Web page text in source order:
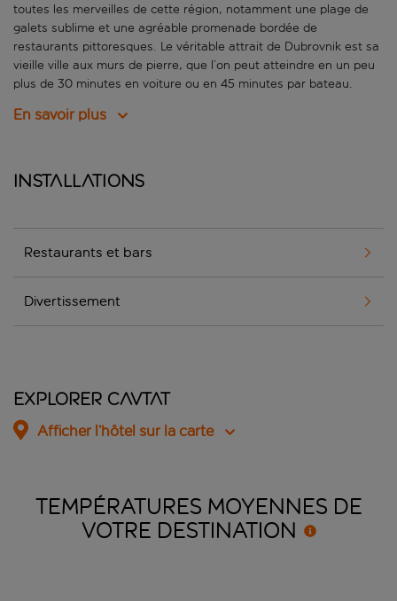
toutes les merveilles de cette région, notamment une plage de
galets sublime et une agréable promenade bordée de
restaurants pittoresques. Le véritable attrait de Dubrovnik est sa
vieille ville aux murs de pierre, que l’on peut atteindre en un peu
plus de 30 minutes en voiture ou en 45 minutes par bateau.
En savoir plus
Installations
Restaurants et bars
Divertissement
Explorer Cavtat
Afficher l’hôtel sur la carte
TEMPÉRATURES MOYENNES DE
VOTRE DESTINATION